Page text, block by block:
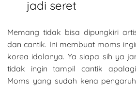
jadi seret
Memang tidak bisa dipungkiri
dan cantik. Ini membuat moms
korea idolanya. Ya siapa sih ya
tidak ingin tampil cantik
Moms yang sudah kena